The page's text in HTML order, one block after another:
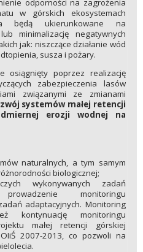
w górskich ekosystemach
będą ukierunkowane na
minimalizację negatywnych
jak: niszczące działanie wód
susza i pożary.
osiągnięty poprzez realizację
zabezpieczenia lasów
związanymi ze zmianami
systemów małej retencji
erozji wodnej na
naturalnych, a tym samym
biologicznej;
wykonywanych zadań
monitoringu
adaptacyjnych. Monitoring
kontynuację monitoringu
małej retencji górskiej
2007-2013, co pozwoli na